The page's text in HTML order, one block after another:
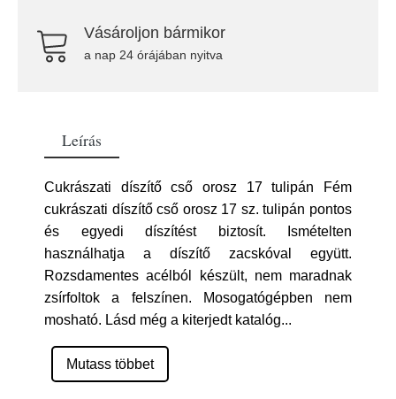
Vásároljon bármikor
a nap 24 órájában nyitva
Leírás
Cukrászati díszítő cső orosz 17 tulipán Fém
cukrászati díszítő cső orosz 17 sz. tulipán pontos
és egyedi díszítést biztosít. Ismételten
használhatja a díszítő zacskóval együtt.
Rozsdamentes acélból készült, nem maradnak
zsírfoltok a felszínen. Mosogatógépben nem
mosható. Lásd még a kiterjedt katalóg...
Mutass többet